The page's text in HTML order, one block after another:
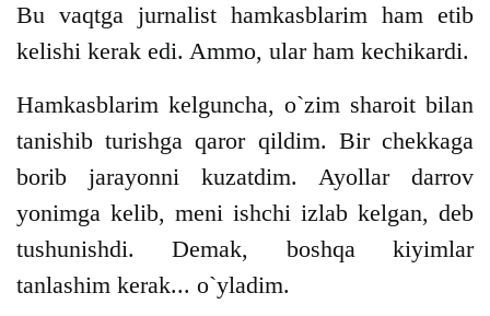
Bu vaqtga jurnalist hamkasblarim ham etib
kelishi kerak edi. Ammo, ular ham kechikardi.
Hamkasblarim kelguncha, o`zim sharoit bilan
tanishib turishga qaror qildim. Bir chekkaga
borib jarayonni kuzatdim. Ayollar darrov
yonimga kelib, meni ishchi izlab kelgan, deb
tushunishdi. Demak, boshqa kiyimlar
tanlashim kerak... o`yladim.